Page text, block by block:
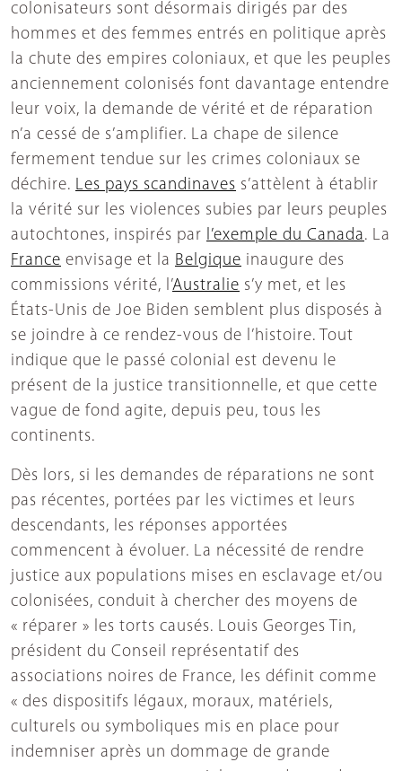
colonisateurs sont désormais dirigés par des
hommes et des femmes entrés en politique après
la chute des empires coloniaux, et que les peuples
anciennement colonisés font davantage entendre
leur voix, la demande de vérité et de réparation
n’a cessé de s’amplifier. La chape de silence
fermement tendue sur les crimes coloniaux se
déchire. Les pays scandinaves s’attèlent à établir
la vérité sur les violences subies par leurs peuples
autochtones, inspirés par l’exemple du Canada. La
France envisage et la Belgique inaugure des
commissions vérité, l’Australie s’y met, et les
États-Unis de Joe Biden semblent plus disposés à
se joindre à ce rendez-vous de l’histoire. Tout
indique que le passé colonial est devenu le
présent de la justice transitionnelle, et que cette
vague de fond agite, depuis peu, tous les
continents.
Dès lors, si les demandes de réparations ne sont
pas récentes, portées par les victimes et leurs
descendants, les réponses apportées
commencent à évoluer. La nécessité de rendre
justice aux populations mises en esclavage et/ou
colonisées, conduit à chercher des moyens de
« réparer » les torts causés. Louis Georges Tin,
président du Conseil représentatif des
associations noires de France, les définit comme
« des dispositifs légaux, moraux, matériels,
culturels ou symboliques mis en place pour
indemniser après un dommage de grande